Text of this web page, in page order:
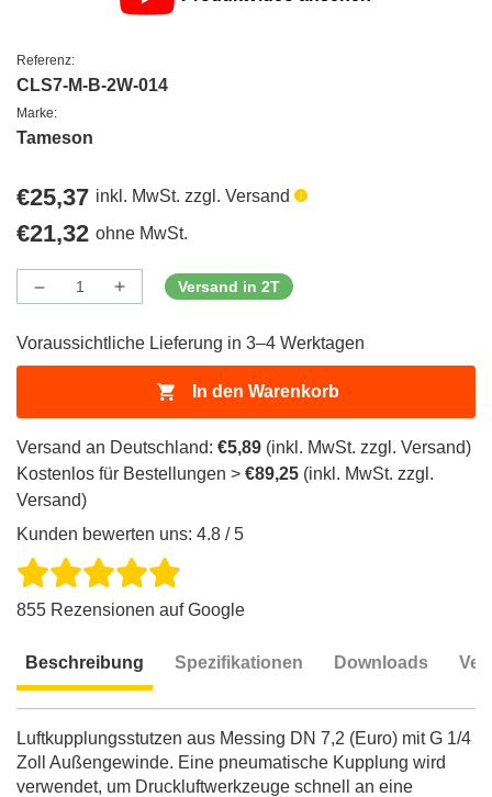
Referenz:
CLS7-M-B-2W-014
Marke:
Tameson
Regulärer
Preis
€25,37 inkl. MwSt. zzgl. Versand
Regulärer
Preis
€21,32 ohne MwSt.
Menge
Menge
verringern
ProductDrop
Menge
erhöhen
ProductDrop
Versand in 2T
Voraussichtliche Lieferung in 3–4 Werktagen
In den Warenkorb
Versand an Deutschland: €5,89 (inkl. MwSt. zzgl. Versand)
Kostenlos für Bestellungen > €89,25 (inkl. MwSt. zzgl.
Versand)
Kunden bewerten uns: 4.8 / 5
855 Rezensionen auf Google
Beschreibung Spezifikationen Downloads
Luftkupplungsstutzen aus Messing DN 7,2 (Euro) mit G 1/4
Zoll Außengewinde. Eine pneumatische Kupplung wird
verwendet, um Druckluftwerkzeuge schnell an eine